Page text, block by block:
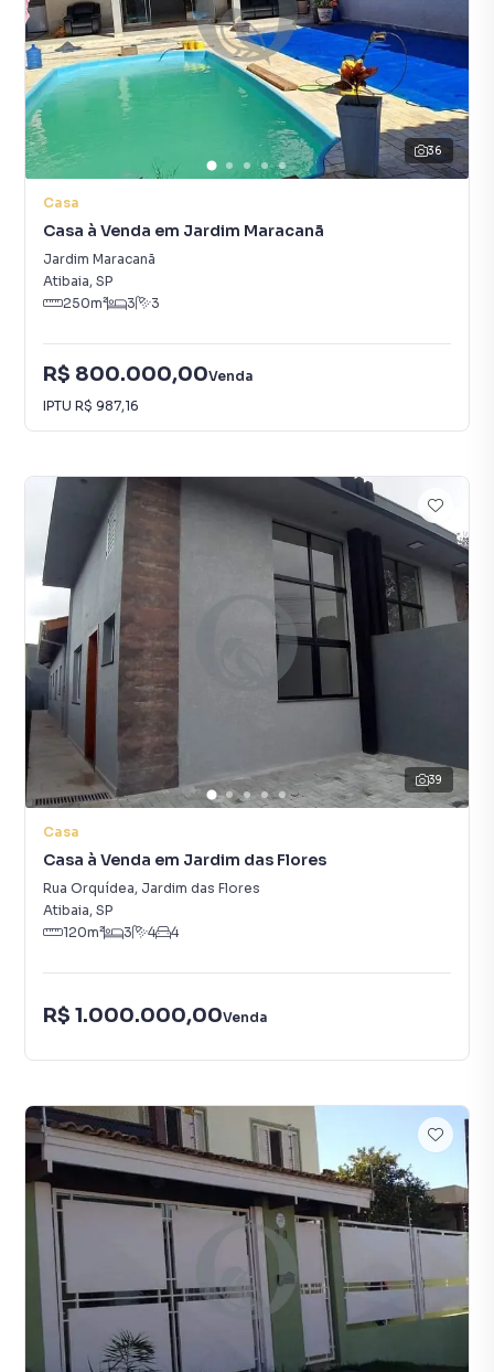
36
Casa
Casa à Venda em Jardim Maracanã
Jardim Maracanã
Atibaia, SP
250m² 3 3
R$ 800.000,00Venda
IPTU R$ 987,16
39
Casa
Casa à Venda em Jardim das Flores
Rua Orquídea, Jardim das Flores
Atibaia, SP
120m² 3 4 4
R$ 1.000.000,00Venda